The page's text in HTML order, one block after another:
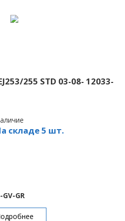
255 STD 03-08- 12033-
складе 5 шт.
GV-GR